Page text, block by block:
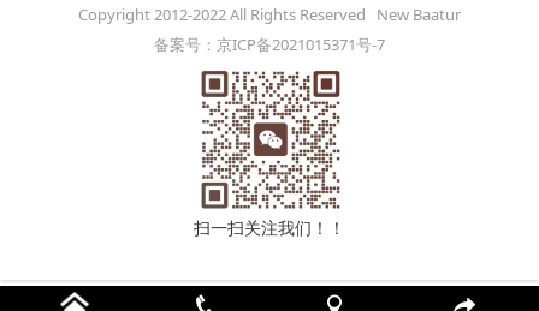
Copyright 2012-2022 All Rights Reserved New Baatur
备案号：京ICP备2021015371号-7
扫一扫关注我们！！